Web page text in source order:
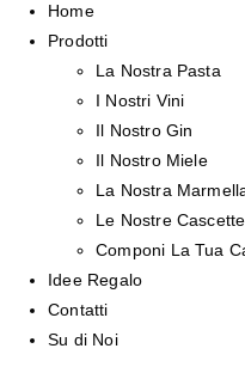
Home
Prodotti
La Nostra Pasta
I Nostri Vini
Il Nostro Gin
Il Nostro Miele
La Nostra
Le Nostre Cascette
Componi La Tua
Idee Regalo
Contatti
Su di Noi